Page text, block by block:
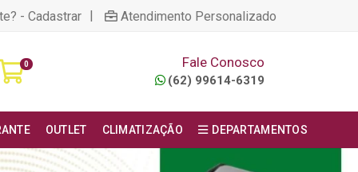
- Cadastrar | Atendimento Personalizado
0 Fale Conosco
(62) 99614-6319
OUTLET CLIMATIZAÇÃO DEPARTAMENTOS